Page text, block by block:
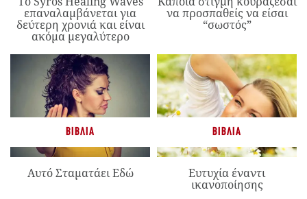
επαναλαμβάνεται για
δεύτερη χρονιά και είναι
ακόμα μεγαλύτερο
να προσπαθείς να είσαι
“σωστός”
ΒΙΒΛΊΑ
Αυτό Σταματάει Εδώ
ΒΙΒΛΊΑ
Ευτυχία έναντι
ικανοποίησης